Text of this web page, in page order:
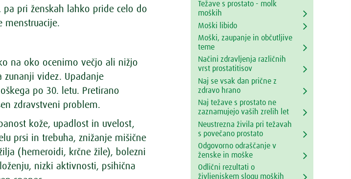
pa pri ženskah lahko pride celo do
menstruacije.
na oko ocenimo večjo ali nižjo
zunanji videz. Upadanje
po 30. letu. Pretirano
zdravstveni problem.
kože, upadlost in uvelost,
prsi in trebuha, znižanje mišične
(hemeroidi, krčne žile), bolezni
nizki aktivnosti, psihična
Težave s prostato - molk
moških
Moški libido
Moški, zaupanje in občutljive
teme
Načini zdravljenja različnih
vrst prostatitisov
Naj se vsak dan prične z
zdravo hrano
Naj težave s prostato ne
zaznamujejo vaših zrelih let
Neustrezna živila pri težavah
s povečano prostato
Odgovorno odraščanje v
ženske in moške
Odlični rezultati o
življenjskem slogu moških